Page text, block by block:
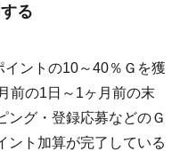
る
ントの10～40％Ｇを獲
前の1日～1ヶ月前の末
ング・登録応募などのＧ
ント加算が完了している